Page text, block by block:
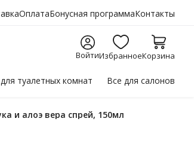
ОплатаБонусная программаКонтакты
ВойтиИзбранноеКорзина
туалетных комнат Все для салонов
и алоэ вера спрей, 150мл